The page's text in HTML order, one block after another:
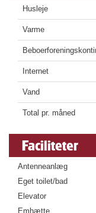
Husleje
Varme
Internet
Vand
Total pr. måned
Faciliteter
Antenneanlæg
Eget toilet/bad
Elevator
Emhætte